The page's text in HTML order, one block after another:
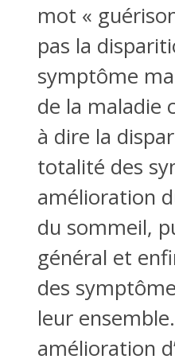
mot «
pas la
symptôme
de la maladie
à dire la
totalité des
amélioration
du sommeil,
général et
des
leur
amélioration